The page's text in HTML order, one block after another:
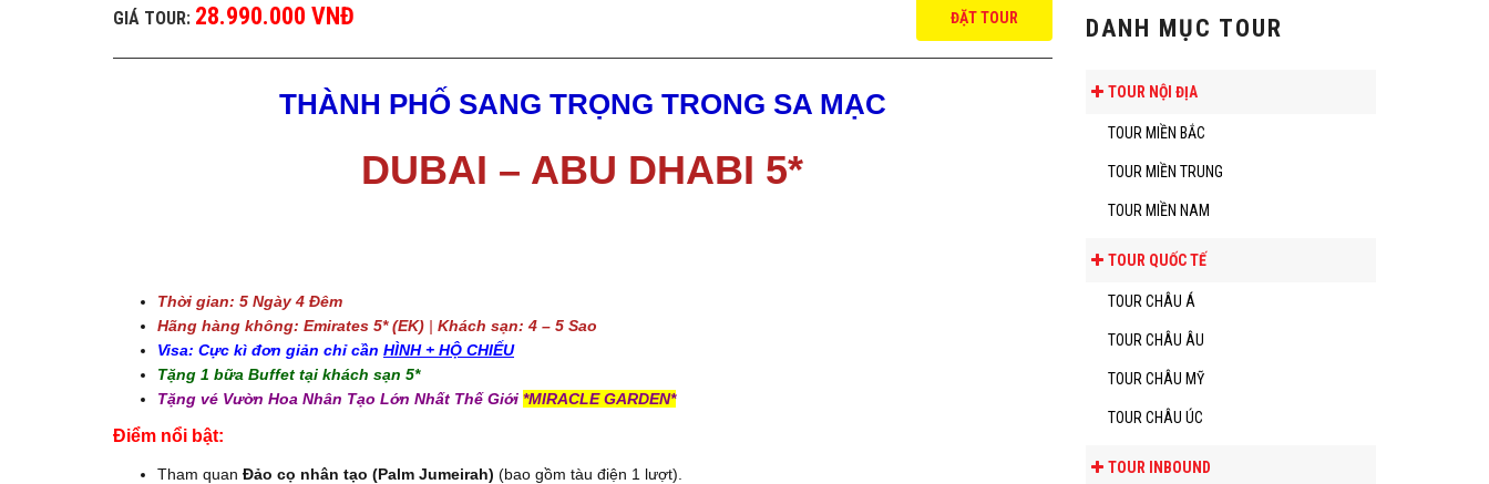
GIÁ TOUR: 28.990.000 VNĐ ĐẶT TOUR
THÀNH PHỐ SANG TRỌNG TRONG SA MẠC
DUBAI – ABU DHABI 5*
Thời gian: 5 Ngày 4 Đêm
Hãng hàng không: Emirates 5* (EK) | Khách sạn: 4 – 5 Sao
Visa: Cực kì đơn giản chỉ cần HÌNH + HỘ CHIẾU
Tặng 1 bữa Buffet tại khách sạn 5*
Tặng vé Vườn Hoa Nhân Tạo Lớn Nhất Thế Giới *MIRACLE GARDEN*
Điểm nổi bật:
Tham quan Đảo cọ nhân tạo (Palm Jumeirah) (bao gồm tàu điện 1 lượt).
DANH MỤC TOUR
TOUR NỘI ĐỊA
TOUR MIỀN BẮC
TOUR MIỀN TRUNG
TOUR MIỀN NAM
TOUR QUỐC TẾ
TOUR CHÂU Á
TOUR CHÂU ÂU
TOUR CHÂU MỸ
TOUR CHÂU ÚC
TOUR INBOUND